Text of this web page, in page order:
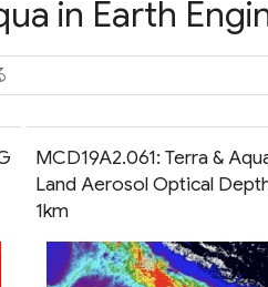
in Earth
MCD19A2.061: Terra &
Land Aerosol Optical
1km